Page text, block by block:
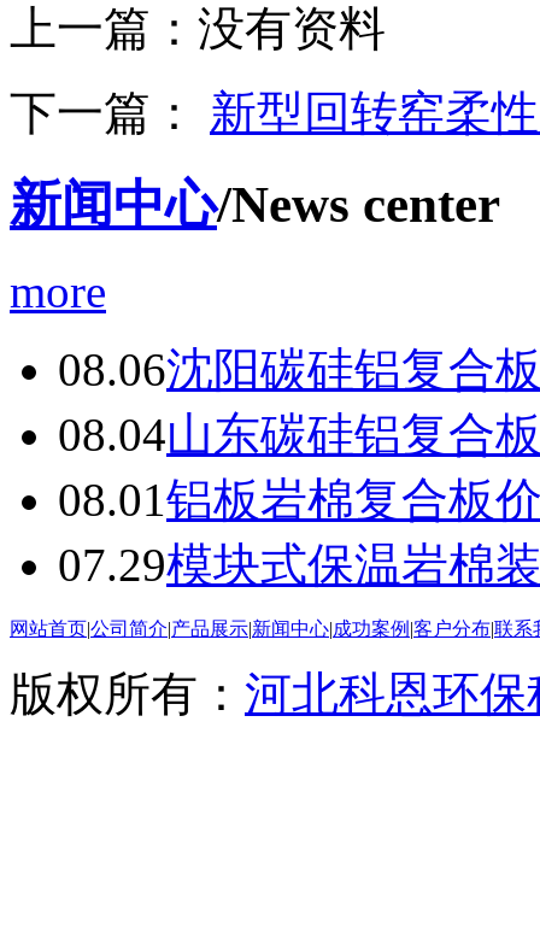
上一篇： 没有资料
下一篇： 新型回转窑柔
新闻中心/News center
more
08.06沈阳碳硅铝复合
08.04山东碳硅铝复合
08.01铝板岩棉复合板
07.29模块式保温岩棉
网站首页|公司简介|产品展示|新闻中心|成功案例 |客户分布|联系
版权所有： 河北科恩环